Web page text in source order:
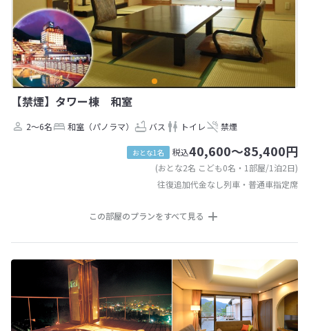
【禁煙】タワー棟 和室
2～6名 和室（パノラマ） バス トイレ 禁煙
おとな1名 税込40,600～85,400円
(おとな2名 こども0名・1部屋/1泊2日)
往復追加代金なし列車・普通車指定席
この部屋のプランをすべて見る